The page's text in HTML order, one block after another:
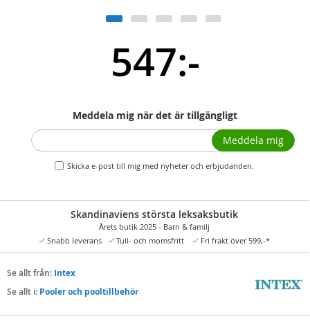
547:-
Meddela mig när det är tillgängligt
Skicka e-post till mig med nyheter och erbjudanden.
Meddela mig
Skandinaviens största leksaksbutik
Årets butik 2025 - Barn & familj
Snabb leverans
Tull- och momsfritt Fri frakt över 599,-*
Se allt från: Intex
Se allt i: Pooler och pooltillbehör